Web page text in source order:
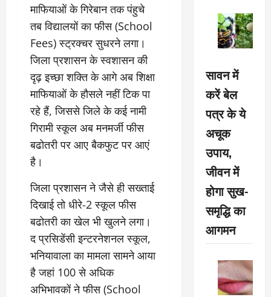
माफियाओं के गिरेबान तक पंहुचे
तब विद्यालयों का फीस (School
Fees) स्ट्रक्चर सुधरने लगा।
जिला प्रशासन के स्वशासन की
दृढ़ इच्छा शक्ति के आगे अब शिक्षा
माफियाओं के हौसले नहीं टिक पा
रहे हैं, जिससे जिले के कई नामी
गिरामी स्कूल अब मनमर्जी फीस
बढोतरी पर आए बैकफुट पर आएं
है।
जिला प्रशासन ने जैसे ही सख्ताई
दिखाई तो धीरे-2 स्कूल फीस
बढोतरी का खेल भी खुलने लगा।
द प्रसिडेंसी इन्टरनेशनल स्कूल,
भनियावाला का मामला सामने आया
है जहां 100 से अधिक
अभिभावकों ने फीस (School
सावन में
करें बेल
पत्र के ये
अचूक
उपाय,
जीवन में
होगा सुख-
समृद्धि का
आगमन